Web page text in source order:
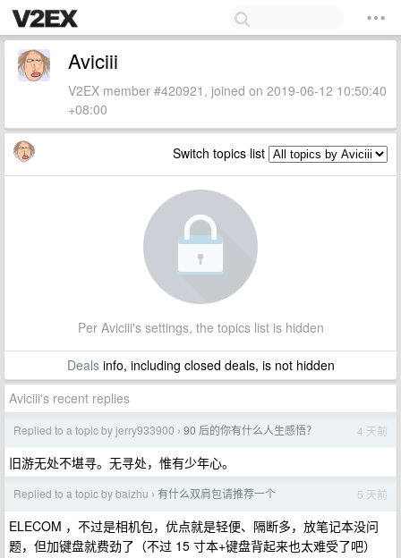
Aviciii
V2EX member #420921, joined on 2019-06-12 10:50:40
+08:00
Switch topics list
Per Aviciii's settings, the topics list is hidden
Dealsinfo, including closed deals, is not hidden
Aviciii's recent replies
Replied to a topic by jerry933900 › 90 后的你有什么人生感悟？ 4 天前
旧游无处不堪寻。无寻处，惟有少年心。
Replied to a topic by baizhu › 有什么双肩包请推荐一个 5 天前
ELECOM ，不过是相机包，优点就是轻便、隔断多，放笔记本没问
题，但加键盘就费劲了（不过 15 寸本+键盘背起来也太难受了吧）